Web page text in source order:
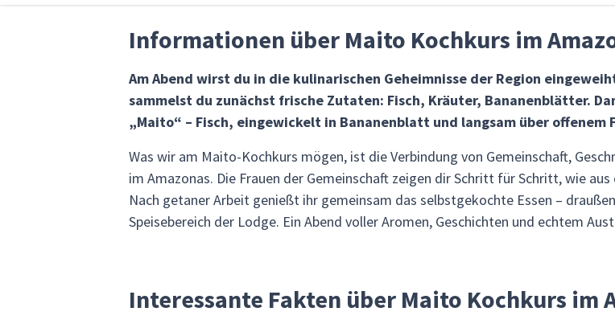
Informationen über Maito Kochkurs im
Am Abend wirst du in die kulinarischen Geheimnisse der Region
sammelst du zunächst frische Zutaten: Fisch, Kräuter, Bananenblätter.
„Maito“ – Fisch, eingewickelt in Bananenblatt und langsam über offenem
Was wir am Maito-Kochkurs mögen, ist die Verbindung von Gemeinschaft,
im Amazonas. Die Frauen der Gemeinschaft zeigen dir Schritt für Schritt, wie
Nach getaner Arbeit genießt ihr gemeinsam das selbstgekochte Essen –
Speisebereich der Lodge. Ein Abend voller Aromen, Geschichten und echtem
Interessante Fakten über Maito Kochkurs im